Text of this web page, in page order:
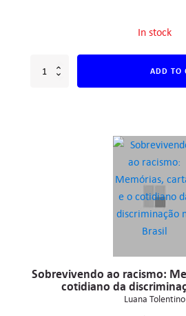
In stock
ADD TO
Sobrevivendo ao racismo:
cotidiano da
Luana Tolentino